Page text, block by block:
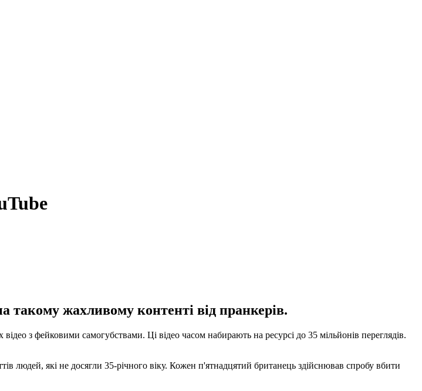
такому жахливому контенті від пранкерів.
з фейковими самогубствами. Ці відео часом набирають на ресурсі до 35 мільйонів переглядів.
людей, які не досягли 35-річного віку. Кожен п'ятнадцятий британець здійснював спробу вбити